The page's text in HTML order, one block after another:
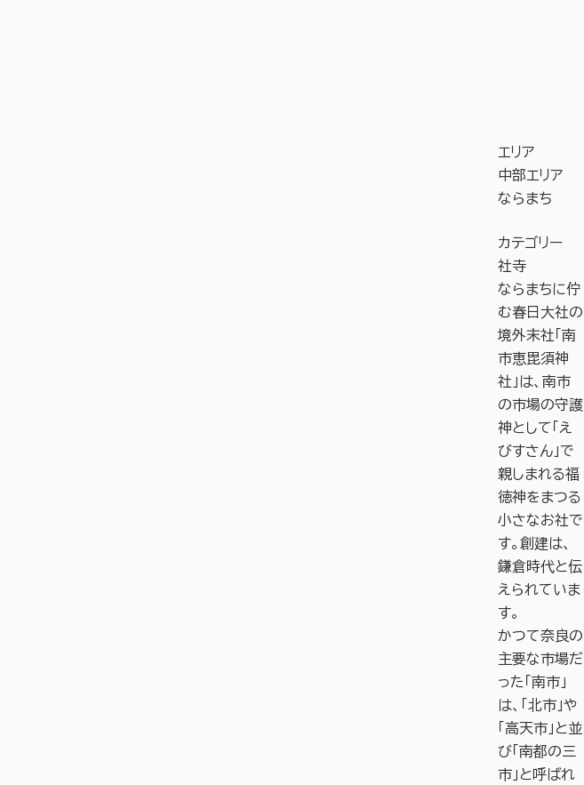
エリア
中部エリア
ならまち
カテゴリー
社寺
ならまちに佇
む春日大社の
境外末社「南
市恵毘須神
社」は、南市
の市場の守護
神として「え
びすさん」で
親しまれる福
徳神をまつる
小さなお社で
す。創建は、
鎌倉時代と伝
えられていま
す。
かつて奈良の
主要な市場だ
った「南市」
は、「北市」や
「高天市」と並
び「南都の三
市」と呼ばれ